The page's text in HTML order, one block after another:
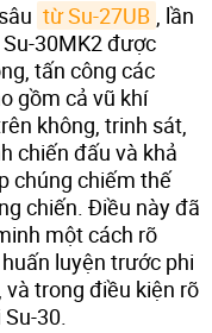
từ Su-27UB , lần
30MK2 được
tấn công các
gồm cả vũ khí
không, trinh sát,
chiến đấu và khả
chúng chiếm thế
chiến. Điều này đã
một cách rõ
luyện trước phi
trong điều kiện rõ
30.